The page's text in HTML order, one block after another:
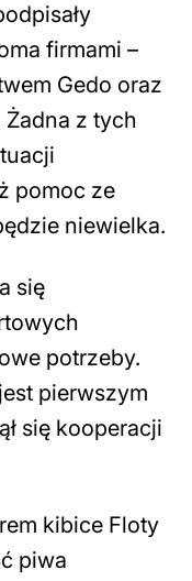
firmami –
Gedo oraz
z tych
pomoc ze
niewielka.
się
potrzeby.
pierwszym
się kooperacji
kibice Floty
piwa